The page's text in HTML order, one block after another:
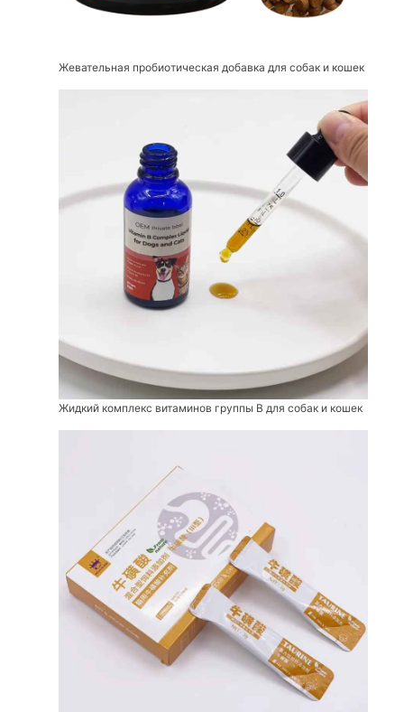
Жевательная пробиотическая добавка для собак и кошек
Жидкий комплекс витаминов группы В для собак и кошек